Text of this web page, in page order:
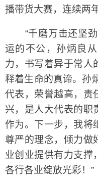
播带货大赛，连续两
“千磨万击还坚劲
运的不公，孙炳良
力，书写着异于常人
释着生命的真谛。孙
代表，荣誉越高，责
兴，是人大代表的职
作为。下一步，我将
尊严的理念，倾力做
业创业提供有力支撑
各行各业绽放光彩！”